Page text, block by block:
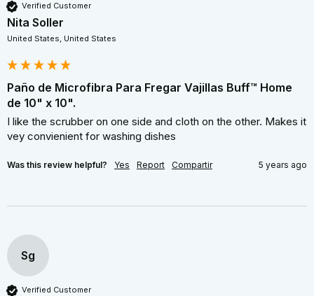
Verified Customer
Nita Soller
United States, United States
Paño de Microfibra Para Fregar Vajillas Buff™ Home
de 10" x 10".
I like the scrubber on one side and cloth on the other. Makes it
vey convienient for washing dishes
Was this review helpful? Yes Report Compartir 5 years ago
Sg
Verified Customer